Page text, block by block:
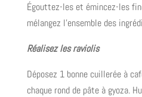
Égouttez-les et émincez-les
mélangez l’ensemble des
Réalisez les raviolis
Déposez 1 bonne cuillerée à
chaque rond de pâte à gyoza.